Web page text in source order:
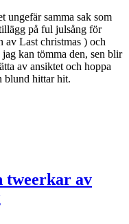
ungefär samma sak som
på ful julsång för
av Last christmas ) och
kan tömma den, sen blir
av ansiktet och hoppa
blund hittar hit.
tweerkar av